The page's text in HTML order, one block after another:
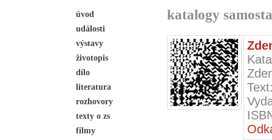
úvod
události
výstavy
životopis
dílo
literatura
rozhovory
texty o zs
filmy
katalogy